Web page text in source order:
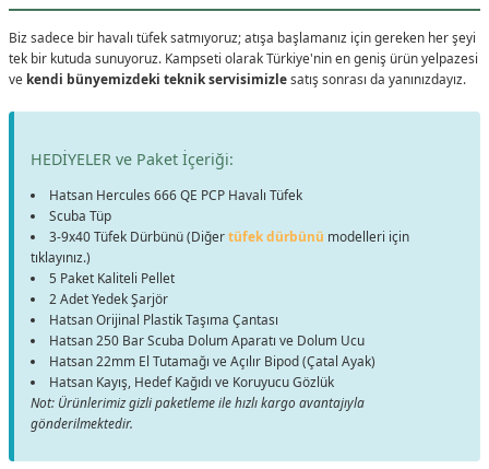
Biz sadece bir havalı tüfek satmıyoruz; atışa başlamanız için gereken her şeyi
tek bir kutuda sunuyoruz. Kampseti olarak Türkiye'nin en geniş ürün yelpazesi
ve kendi bünyemizdeki teknik servisimizlesatış sonrası da yanınızdayız.
HEDİYELER ve Paket İçeriği:
Hatsan Hercules 666 QE PCP Havalı Tüfek
Scuba Tüp
3-9x40 Tüfek Dürbünü (Diğertüfek dürbünü modelleri için
tıklayınız.)
5 Paket Kaliteli Pellet
2 Adet Yedek Şarjör
Hatsan Orijinal Plastik Taşıma Çantası
Hatsan 250 Bar Scuba Dolum Aparatı ve Dolum Ucu
Hatsan 22mm El Tutamağı ve Açılır Bipod (Çatal Ayak)
Hatsan Kayış, Hedef Kağıdı ve Koruyucu Gözlük
Not: Ürünlerimiz gizli paketleme ile hızlı kargo avantajıyla
gönderilmektedir.